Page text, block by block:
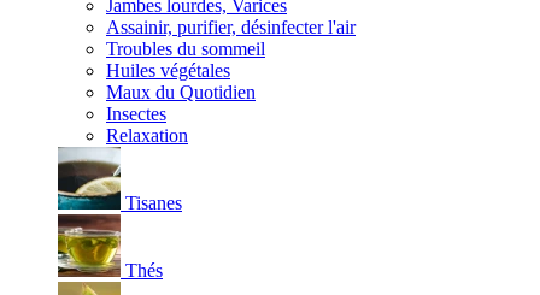
Jambes lourdes, Varices
Assainir, purifier, désinfecter l'air
Troubles du sommeil
Huiles végétales
Maux du Quotidien
Insectes
Relaxation
Tisanes
Thés